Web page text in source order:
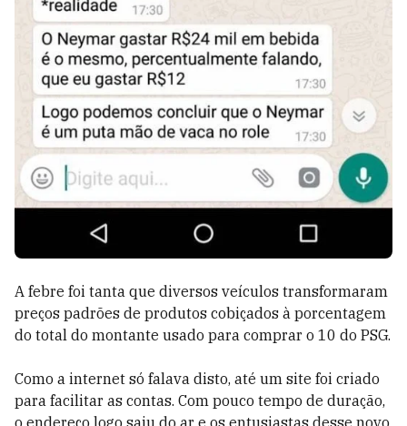
A febre foi tanta que diversos veículos transformaram
preços padrões de produtos cobiçados à porcentagem
do total do montante usado para comprar o 10 do PSG.
Como a internet só falava disto, até um site foi criado
para facilitar as contas. Com pouco tempo de duração,
o endereço logo saiu do ar e os entusiastas desse novo